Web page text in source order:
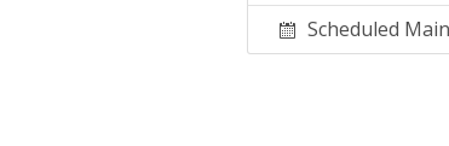
Scheduled